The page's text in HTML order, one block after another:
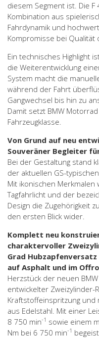
diesem Segment ist. Die
Kombination aus
Fahrdynamik und
Kompromisse bei
Ein technisches Highlight
die Weiterentwicklung
System macht die
während der Fahrt
Gangwechsel bis hin zu
Damit setzt BMW
Fahrzeugklasse.
Von Grund auf neu
Souveräner Begleiter
Bei der Gestaltung stand
der aktuellen GS-
Mit ikonischen Merkmalen
Tagfahrlicht und der
Design die Zugehörigkeit
den ersten Blick wider.
Komplett neu
charaktervoller
Grad
auf Asphalt und im
Herzstück der neuen
entwickelter Zweizylinder-
Kraftstoffeinspritzung und
aus Edelstahl. Mit einer
8 750 min-1 sowie einem
Nm bei 6 750 min-1